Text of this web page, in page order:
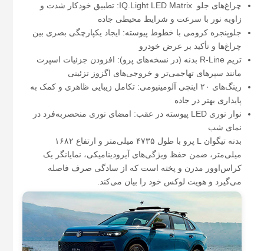
چراغ‌های جلو IQ.Light LED Matrix: تطبیق خودکار شدت و
زاویه نور با سرعت و شرایط محیطی جاده
جلوپنجره کرومی با خطوط پیوسته: ایجاد یکپارچگی بصری بین
چراغ‌ها و تأکید بر عرض خودرو
تریم R-Line بدنه (در نسخه‌های پرو): افزودن جزئیات اسپرت
مانند سپرهای تهاجمی‌تر و خروجی‌های اگزوز تزئینی
رینگ‌های ۲۰ اینچی آلومینیومی: تکامل زیبایی ظاهری و کمک به
پایداری بهتر در جاده
نوار نوری LED پیوسته در عقب: امضای نوری منحصربه‌فرد در
نمای شب
بدنه تیگوان L پرو با طول ۴۷۳۵ میلی‌متر و ارتفاع ۱۶۸۲
میلی‌متر، ضمن حفظ ویژگی‌های آیرودینامیکی، نمایانگر یک
کراس‌اوور مدرن و پخته است که از سادگی صرف فاصله
می‌گیرد و هویت لوکس خود را بیان می‌کند.